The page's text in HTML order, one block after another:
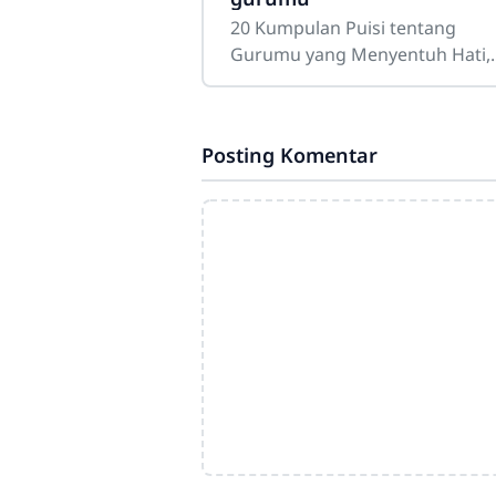
20 Kumpulan Puisi tentang
Gurumu yang Menyentuh Hati,
Penuh Makna, dan
perjalanan
Posting Komentar